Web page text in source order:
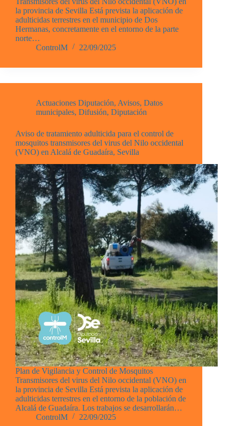
la provincia de Sevilla Está prevista la aplicación de
adulticidas terrestres en el municipio de Dos
Hermanas, concretamente en el entorno de la parte
norte…
ControlM
22/09/2025
Actuaciones Diputación, Avisos, Datos
municipales, Difusión, Diputación
Aviso de tratamiento adulticida para el control de
mosquitos transmisores del virus del Nilo occidental
(VNO) en Alcalá de Guadaíra, Sevilla
Plan de Vigilancia y Control de Mosquitos
Transmisores del virus del Nilo occidental (VNO) en
la provincia de Sevilla Está prevista la aplicación de
adulticidas terrestres en el entorno de la población de
Alcalá de Guadaíra. Los trabajos se desarrollarán…
ControlM
22/09/2025